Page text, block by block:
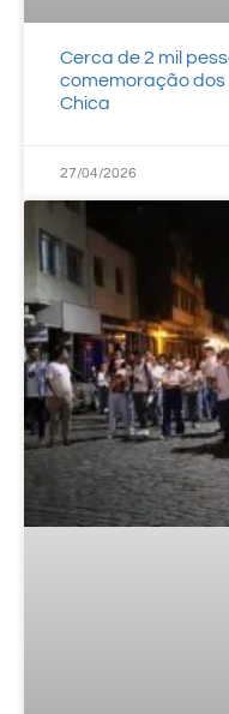
Cerca de 2 mil
comemoração dos
Chica
27/04/2026